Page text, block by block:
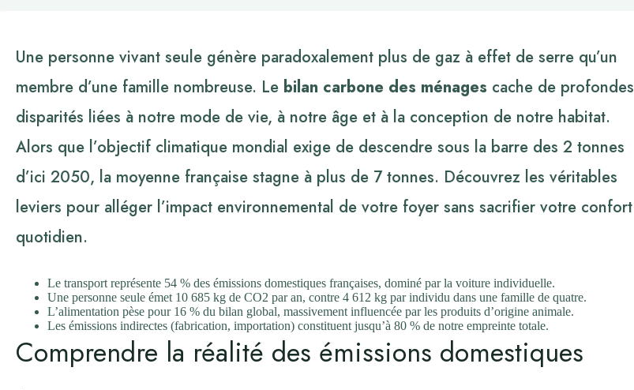
Une personne vivant seule génère paradoxalement plus de gaz à effet de serre qu’un
membre d’une famille nombreuse. Le bilan carbone des ménages cache de profondes
disparités liées à notre mode de vie, à notre âge et à la conception de notre habitat.
Alors que l’objectif climatique mondial exige de descendre sous la barre des 2 tonnes
d’ici 2050, la moyenne française stagne à plus de 7 tonnes. Découvrez les véritables
leviers pour alléger l’impact environnemental de votre foyer sans sacrifier votre confort
quotidien.
Le transport représente 54 % des émissions domestiques françaises, dominé par la voiture individuelle.
Une personne seule émet 10 685 kg de CO2 par an, contre 4 612 kg par individu dans une famille de quatre.
L’alimentation pèse pour 16 % du bilan global, massivement influencée par les produits d’origine animale.
Les émissions indirectes (fabrication, importation) constituent jusqu’à 80 % de notre empreinte totale.
Comprendre la réalité des émissions domestiques